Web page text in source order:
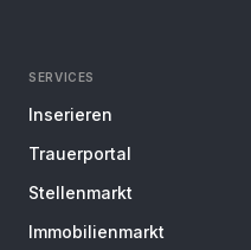
SERVICES
Inserieren
Trauerportal
Stellenmarkt
Immobilienmarkt